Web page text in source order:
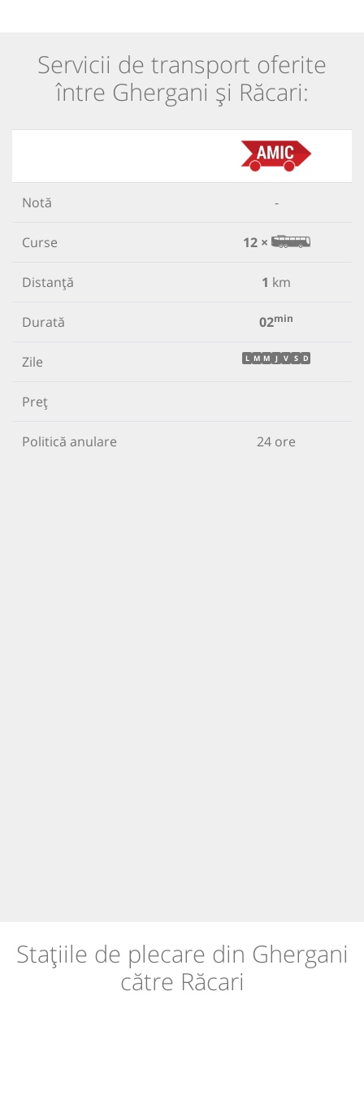
Servicii de transport oferite
între Ghergani și Răcari:
Notă -
Curse 12 ×
Distanță 1 km
Durată 02min
Zile L M M J V S D
Preț
Politică anulare 24 ore
Stațiile de plecare din Ghergani
către Răcari